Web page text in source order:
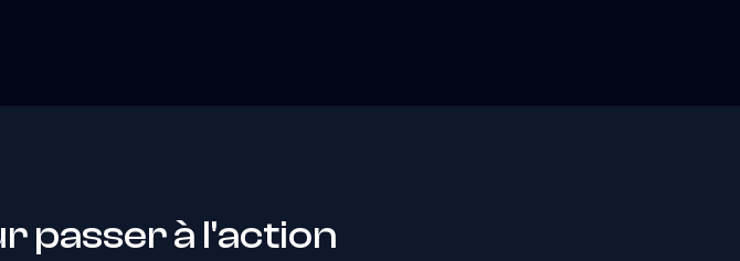
passer à l'action